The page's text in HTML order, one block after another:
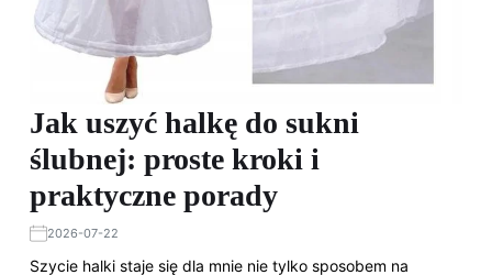
Jak uszyć halkę do sukni
ślubnej: proste kroki i
praktyczne porady
2026-07-22
Szycie halki staje się dla mnie nie tylko sposobem na